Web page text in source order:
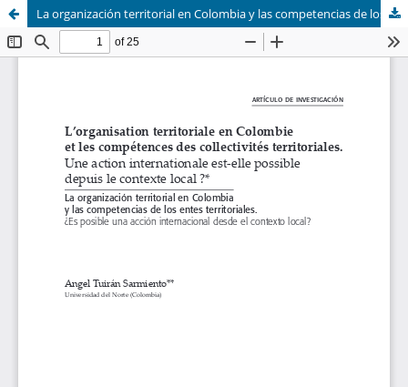
La organización territorial en Colombia y las competencias de los entes territoriales. ¿Es posible una acción internacional desde el contexto local?